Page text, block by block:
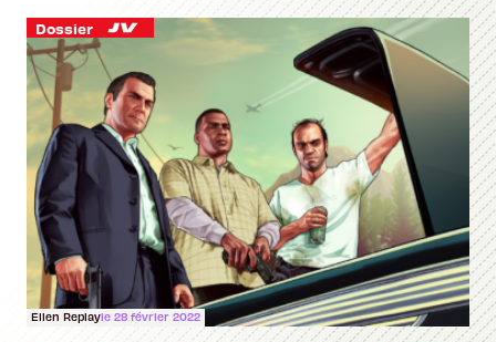
Dossier
Ellen Replayle 28 février 2022